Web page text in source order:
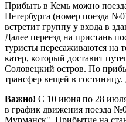
Прибыть в Кемь можно
Петербурга (номер поезда
встретит группу у входа в
Далее переезд на пристань
туристы пересаживаются на
катер, который доставит
Соловецкий остров. По
трансфер вещей в гостиницу.
Важно! С 10 июня по 28 июля
в график движения поезда
Мурманск". Прибытие на